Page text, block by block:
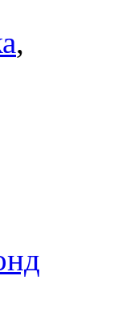
,